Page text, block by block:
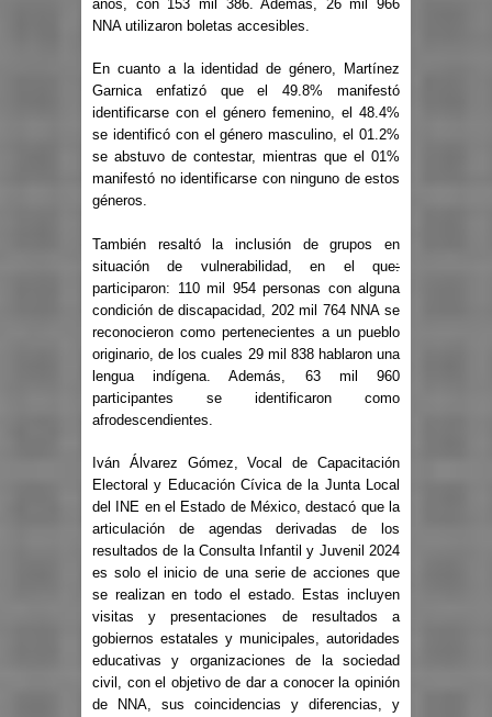
años , con 153 mil 386.Además, 26 mil 966
NNA utilizaron boletas accesibles
En cuanto a la identidad de género, Martínez
Garnica enfatizó que el 49.8% manifestó
identificarse con el género femenino, el 48.4%
se identificó con el género masculino, el 01.2%
se abstuvo de contestar, mientras que el 01%
manifestó no identificarse con ninguno de estos
géneros.
También resaltó la inclusión de grupos en
situación de vulnerabilidad, en el que:
participaron: 110 mil 954 personas con alguna
condición de discapacidad, 202 mil 764 NNAse
reconocieron como pertenecientes a un pueblo
originario, de los cuales 29 mil 838 hablaron una
lengua indígena . Además, 63 mil 960
participantes se identificaron como
afrodescendientes.
Iván Álvarez Gómez, Vocal de Capacitación
Electoral y Educación Cívica de la Junta Local
del INE en el Estado de México, destacó que la
articulación de agendas derivadas de los
resultados de la Consulta Infantil y Juvenil 2024
es solo el inicio de una serie de acciones que
se realizan en todo el estado. Estas incluyen
visitas y presentaciones de resultados a
gobiernos estatales y municipales, autoridades
educativas y organizaciones de la sociedad
civil, con el objetivo de dar a conocer la opinión
de NNA, sus coincidencias y diferencias, y